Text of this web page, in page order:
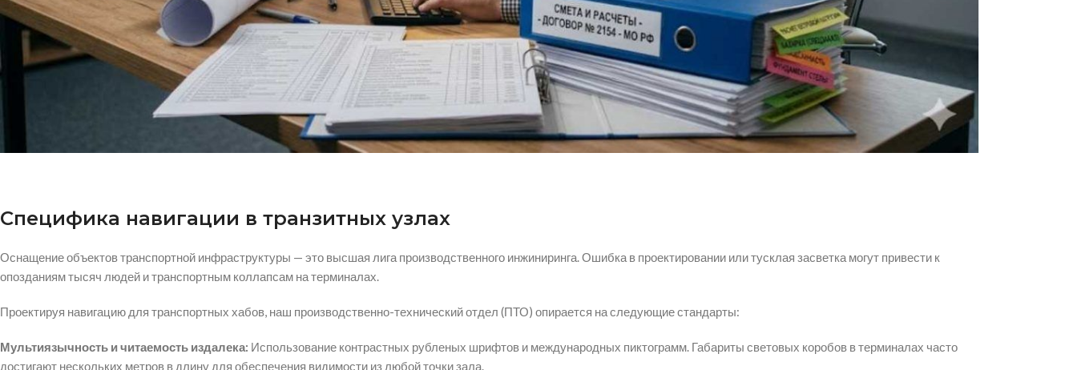
Специфика навигации в транзитных узлах
Оснащение объектов транспортной инфраструктуры — это высшая лига производственного инжиниринга. Ошибка в проектировании или тусклая засветка могут привести к
опозданиям тысяч людей и транспортным коллапсам на терминалах.
Проектируя навигацию для транспортных хабов, наш производственно-технический отдел (ПТО) опирается на следующие стандарты:
Мультиязычность и читаемость издалека: Использование контрастных рубленых шрифтов и международных пиктограмм. Габариты световых коробов в терминалах часто
достигают нескольких метров в длину для обеспечения видимости из любой точки зала.